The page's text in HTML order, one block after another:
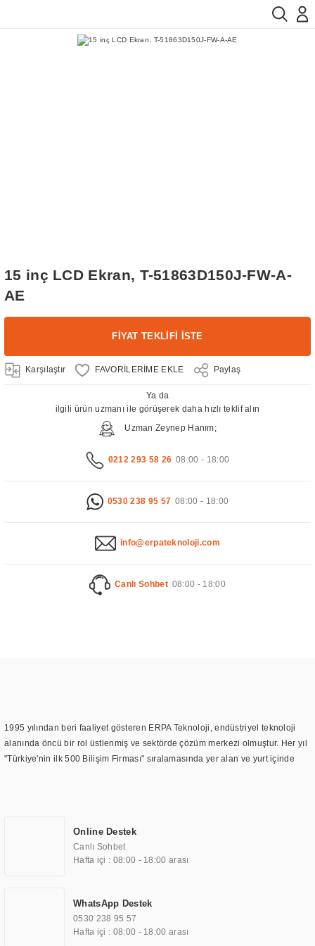
15 inç LCD Ekran, T-51863D150J-FW-A-
AE
FİYAT TEKLİFİ İSTE
Karşılaştır Paylaş
Ya da
ilgili ürün uzmanı ile görüşerek daha hızlı teklif alın
Uzman Zeynep Hanım;
0212 293 58 26 08:00 - 18:00
0530 238 95 57 08:00 - 18:00
info@erpateknoloji.com
Canlı Sohbet 08:00 - 18:00
1995 yılından beri faaliyet gösteren ERPA Teknoloji, endüstriyel teknoloji
alanında öncü bir rol üstlenmiş ve sektörde çözüm merkezi olmuştur. Her yıl
"Türkiye'nin ilk 500 Bilişim Firması" sıralamasında yer alan ve yurt içinde
TOCHI markası altında kendi ürettiği ürünlerde kullanmıştır. Günümüzde
TOCHI; videowall, digital signage, kiosk, totem, akıllı durak ekranı, araç içi
ekran, asansör ekranı, digital menüboard, marin ekran, medikal ekran,
ekranları, endüstriyel ekranlar, kapı önü bilgi ekranları, panel PC,
endüstriyel Panel PC, mini PC, endüstriyel mini PC ve akıllı bina sistemleri
gibi çözümleri 4.5" ile 110” boyutları arasında üretebilirken, ayrıca standart
Online Destek
Canlı Sohbet
Hafta içi : 08:00 - 18:00 arası
WhatsApp Destek
0530 238 95 57
Hafta içi : 08:00 - 18:00 arası